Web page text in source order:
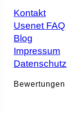
Kontakt
Usenet FAQ
Blog
Impressum
Datenschutz
Bewertungen